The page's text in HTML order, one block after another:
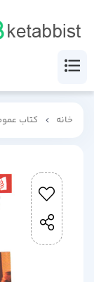
خانه کتاب